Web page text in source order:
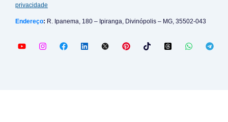
privacidade
Endereço: R. Ipanema, 180 – Ipiranga, Divinópolis – MG, 35502-043